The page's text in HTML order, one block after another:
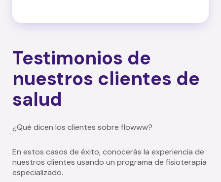
Testimonios de
nuestros clientes de
salud
¿Qué dicen los clientes sobre flowww?
En estos casos de éxito, conocerás la experiencia de
nuestros clientes usando un programa de fisioterapia
especializado.